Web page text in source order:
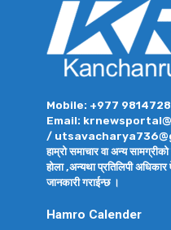
Mobile: +977
Email:
/
हाम्रो समाचार वा अन्य
होला ,अन्यथा प्रतिलिपी
जानकारी गराईन्छ ।
Hamro Calender